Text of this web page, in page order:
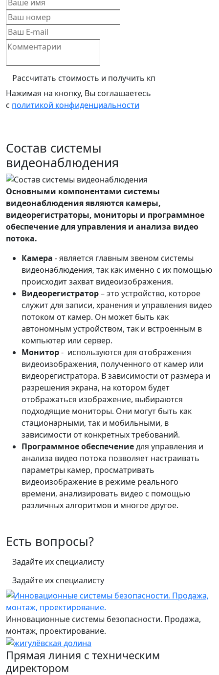
Рассчитать стоимость и получить кп
Нажимая на кнопку, Вы соглашаетесь
с политикой конфиденциальности
Состав системы
видеонаблюдения
Основными компонентами системы
видеонаблюдения являются камеры,
видеорегистраторы, мониторы и программное
обеспечение для управления и анализа видео
потока.
Камера - является главным звеном системы
видеонаблюдения, так как именно с их помощью
происходит захват видеоизображения.
Видеорегистратор– это устройство, которое
служит для записи, хранения и управления видео
потоком от камер. Он может быть как
автономным устройством, так и встроенным в
компьютер или сервер.
Монитор- используются для отображения
видеоизображения, полученного от камер или
видеорегистратора. В зависимости от размера и
разрешения экрана, на котором будет
отображаться изображение, выбираются
подходящие мониторы. Они могут быть как
стационарными, так и мобильными, в
зависимости от конкретных требований.
Программное обеспечениедля управления и
анализа видео потока позволяет настраивать
параметры камер, просматривать
видеоизображение в режиме реального
времени, анализировать видео с помощью
различных алгоритмов и многое другое.
Есть вопросы?
Задайте их специалисту
Задайте их специалисту
Инновационные системы безопасности. Продажа,
монтаж, проектирование.
Прямая линия с техническим
директором